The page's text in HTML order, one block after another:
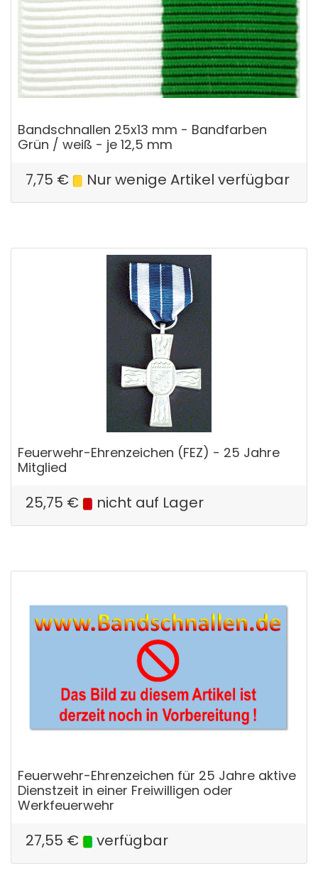
Bandschnallen 25x13 mm - Bandfarben
Grün / weiß - je 12,5 mm
7,75 € Nur wenige Artikel verfügbar
Feuerwehr-Ehrenzeichen (FEZ) - 25 Jahre
Mitglied
25,75 € nicht auf Lager
Feuerwehr-Ehrenzeichen für 25 Jahre aktive
Dienstzeit in einer Freiwilligen oder
Werkfeuerwehr
27,55 € verfügbar